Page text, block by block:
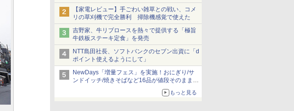
【家電レビュー】手ごわい雑草との戦い、コメ
リの草刈機で完全勝利 掃除機感覚で使えた
吉野家、牛リブロースを熱々で提供する「極旨
牛鉄板ステーキ定食」を発売
NTT島田社長、ソフトバンクのセブン出資に「d
ポイント使えるようにして」
NewDays「増量フェス」を実施！おにぎり/サ
ンドイッチ/焼きそばなど16品が値段そのままで
もっと見る